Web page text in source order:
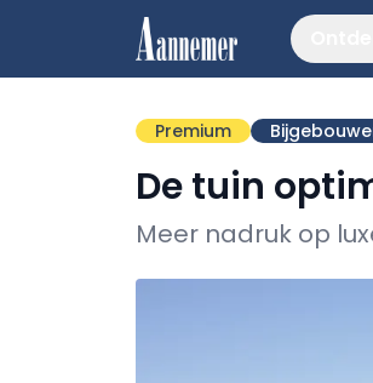
Premium
De tuin
Meer nadruk op